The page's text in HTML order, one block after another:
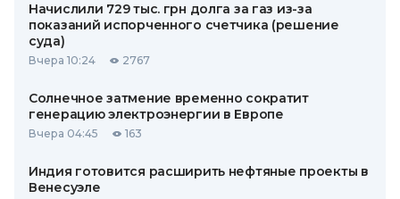
Начислили 729 тыс. грн долга за газ из-за
показаний испорченного счетчика (решение
суда)
Вчера 10:24 2767
Солнечное затмение временно сократит
генерацию электроэнергии в Европе
Вчера 04:45 163
Индия готовится расширить нефтяные проекты в
Венесуэле